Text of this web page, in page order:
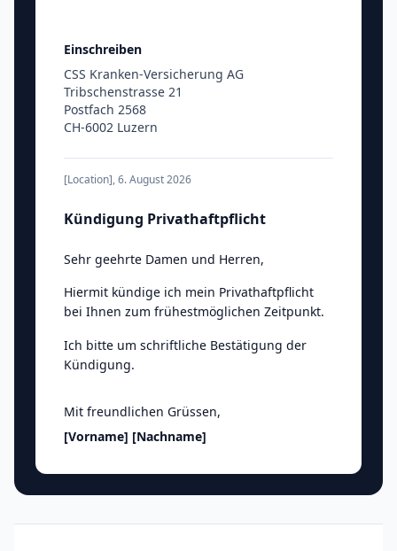
Einschreiben
CSS Kranken-Versicherung AG
Tribschenstrasse 21
Postfach 2568
CH-6002 Luzern
[Location],6. August 2026
Kündigung Privathaftpflicht
Sehr geehrte Damen und Herren,
Hiermit kündige ich mein Privathaftpflicht
bei Ihnen zum frühestmöglichen Zeitpunkt.
Ich bitte um schriftliche Bestätigung der
Kündigung.
Mit freundlichen Grüssen,
[Vorname] [Nachname]